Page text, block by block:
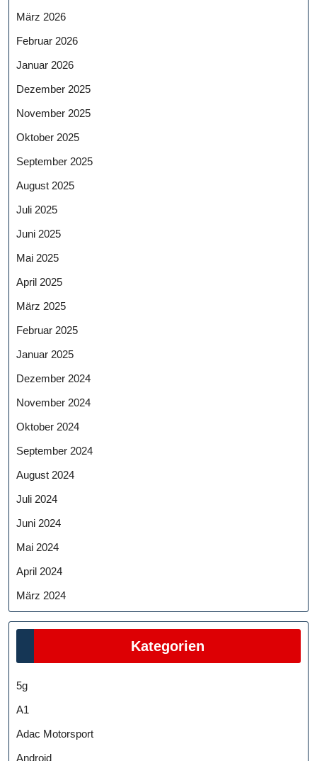
März 2026
Februar 2026
Januar 2026
Dezember 2025
November 2025
Oktober 2025
September 2025
August 2025
Juli 2025
Juni 2025
Mai 2025
April 2025
März 2025
Februar 2025
Januar 2025
Dezember 2024
November 2024
Oktober 2024
September 2024
August 2024
Juli 2024
Juni 2024
Mai 2024
April 2024
März 2024
Kategorien
5g
A1
Adac Motorsport
Android